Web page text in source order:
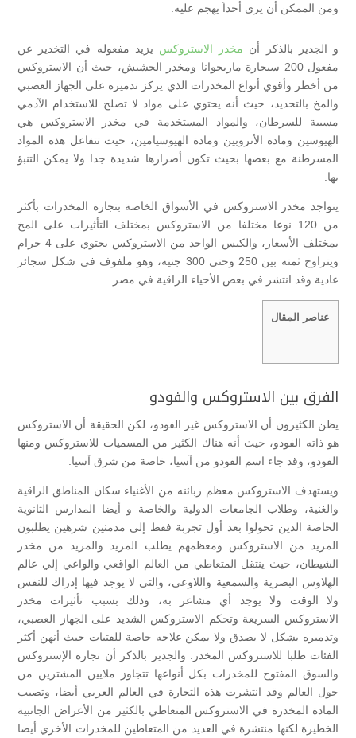
ومن الممكن أن يرى أحداَ يهجم عليه.
و الجدير بالذكر أن مخدر الاستروكس يزيد مفعوله في التخدير عن
مفعول 200 سيجارة ماريجوانا ومخدر الحشيش، حيث أن الاستروكس
من أخطر وأقوي أنواع المخدرات الذي يركز تدميره على الجهاز العصبي
والمخ بالتحديد، حيث أنه يحتوي على مواد لا تصلح للاستخدام الآدمي
مسببة للسرطان، والمواد المستخدمة في مخدر الاستروكس هي
الهيوسين ومادة الأتروبين ومادة الهيوسيامين، حيث تتفاعل هذه المواد
المسرطنة مع بعضها بحيث تكون أضرارها شديدة جدا ولا يمكن التنبؤ
بها.
يتواجد مخدر الاستروكس في الأسواق الخاصة بتجارة المخدرات بأكثر
من 120 نوعا مختلفا من الاستروكس بمختلف التأثيرات على المخ
بمختلف الأسعار، والكيس الواحد من الاستروكس يحتوي على 4 جرام
ويتراوح ثمنه بين 250 وحتي 300 جنيه، وهو ملفوف في شكل سجائر
عادية وقد انتشر في بعض الأحياء الراقية في مصر.
عناصر المقال
الفرق بين الاستروكس والفودو
يظن الكثيرون أن الاستروكس غير الفودو، لكن الحقيقة أن الاستروكس
هو ذاته الفودو، حيث أنه هناك الكثير من المسميات للاستروكس ومنها
الفودو، وقد جاء اسم الفودو من آسيا، خاصة من شرق آسيا.
ويستهدف الاستروكس معظم زبائنه من الأغنياء سكان المناطق الراقية
والغنية، وطلاب الجامعات الدولية والخاصة و أيضا المدارس الثانوية
الخاصة الذين تحولوا بعد أول تجربة فقط إلى مدمنين شرهين يطلبون
المزيد من الاستروكس ومعظمهم يطلب المزيد والمزيد من مخدر
الشيطان، حيث ينتقل المتعاطي من العالم الواقعي والواعي إلي عالم
الهلاوس البصرية والسمعية واللاوعي، والتي لا يوجد فيها إدراك للنفس
ولا الوقت ولا يوجد أي مشاعر به، وذلك بسبب تأثيرات مخدر
الاستروكس السريعة وتحكم الاستروكس الشديد على الجهاز العصبي،
وتدميره بشكل لا يصدق ولا يمكن علاجه خاصة للفتيات حيث أنهن أكثر
الفئات طلبا للاستروكس المخدر. والجدير بالذكر أن تجارة الإستروكس
والسوق المفتوح للمخدرات بكل أنواعها تتجاوز ملايين المشترين من
حول العالم وقد انتشرت هذه التجارة في العالم العربي أيضا، وتصيب
المادة المخدرة في الاستروكس المتعاطي بالكثير من الأعراض الجانبية
الخطيرة لكنها منتشرة في العديد من المتعاطين للمخدرات الأخري أيضا